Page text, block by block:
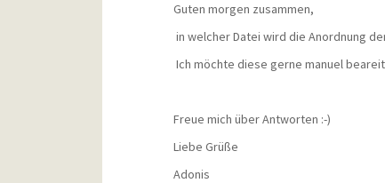
Guten morgen zusammen,
in welcher Datei wird die Anordnung
Ich möchte diese gerne manuel
Freue mich über Antworten :-)
Liebe Grüße
Adonis